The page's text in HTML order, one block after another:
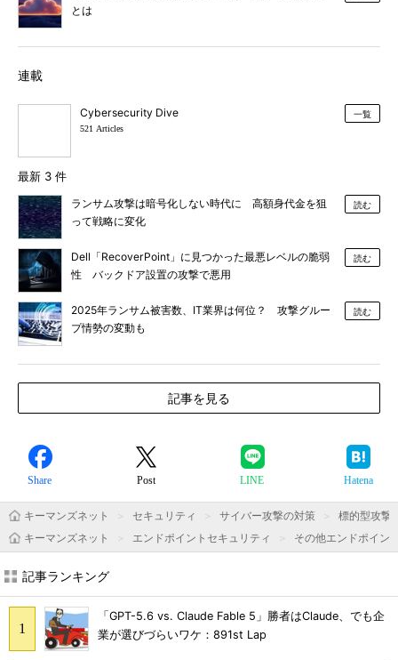
とは
連載
Cybersecurity Dive
521 Articles
一覧
最新 3 件
ランサム攻撃は暗号化しない時代に 高額身代金を狙
って戦略に変化
読む
Dell「RecoverPoint」に見つかった最悪レベルの脆弱
性 バックドア設置の攻撃で悪用
読む
2025年ランサム被害数、IT業界は何位？ 攻撃グルー
プ情勢の変動も
読む
記事を見る
Share Post LINE Hatena
キーマンズネット セキュリティ サイバー攻撃の対策
標的型攻撃
キーマンズネット
エンドポイントセキュリティ その他エンドポイン
記事ランキング
「GPT-5.6 vs. Claude Fable 5」勝者はClaude、でも企
業が選びづらいワケ：891st Lap